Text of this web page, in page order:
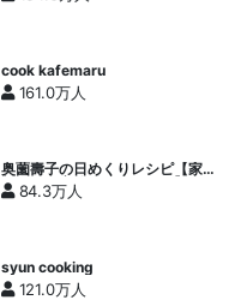
cook kafemaru
161.0万人
奥薗壽子の日めくりレシピ【家庭
料理研究家公式チャンネル】
84.3万人
syun cooking
121.0万人